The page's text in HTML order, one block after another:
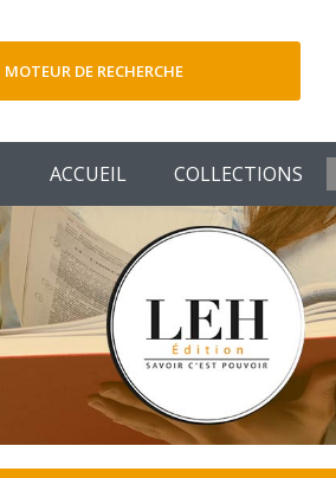
MOTEUR DE RECHERCHE
ACCUEIL COLLECTIONS